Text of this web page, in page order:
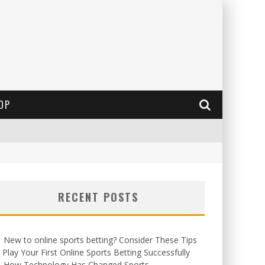
RECENT POSTS
New to online sports betting? Consider These Tips
Your First Online Sports Betting Successfully